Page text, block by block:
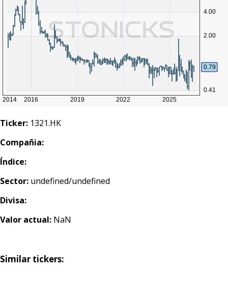
Ticker: 1321.HK
Compañia:
Índice:
Sector: undefined/undefined
Divisa:
Valor actual: NaN
Similar tickers: